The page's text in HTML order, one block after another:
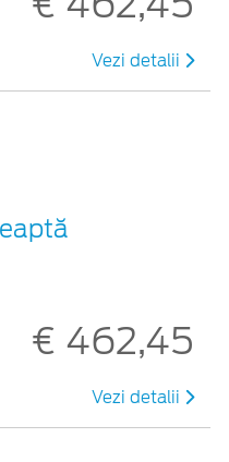
Vezi detalii
€ 462,45
Vezi detalii